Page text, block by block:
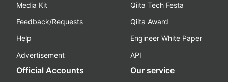
Media Kit
Feedback/Requests
Help
Advertisement
Qiita Tech Festa
Qiita Award
Engineer White Paper
API
Official Accounts Our service